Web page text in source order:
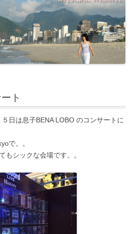
ト
日は息子BENA LOBO のコンサートに
で。。
もシックな会場です。。